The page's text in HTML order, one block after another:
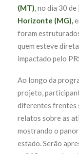
(MT), no dia 30
Horizonte (MG),
foram
quem esteve
impactado pelo
Ao longo da
projeto,
diferentes frentes
relatos sobre as
mostrando o
estado. Serão